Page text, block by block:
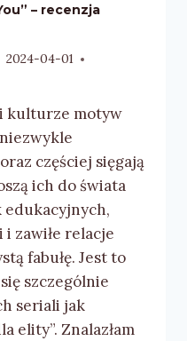
– recenzja
2024-04-01
kulturze motyw
częściej sięgają
ich do świata
zawiłe relacje
fabułę. Jest to
szczególnie
seriali jak
elity”. Znalazłam